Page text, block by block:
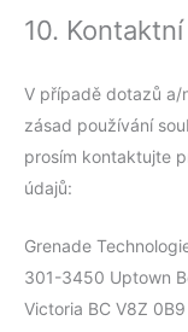
10.
V případě dotazů a/
zásad používání
prosím kontaktujte
údajů:
Grenade
301-3450 Uptown
Victoria BC V8Z 0B9